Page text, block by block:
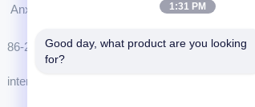
Anxidorp, Yuping-stad, Hongya-provincie, China
86-28-37561966-8:00
intertrade@sclida.com
1:31 PM
Good day, what product are you looking
for?